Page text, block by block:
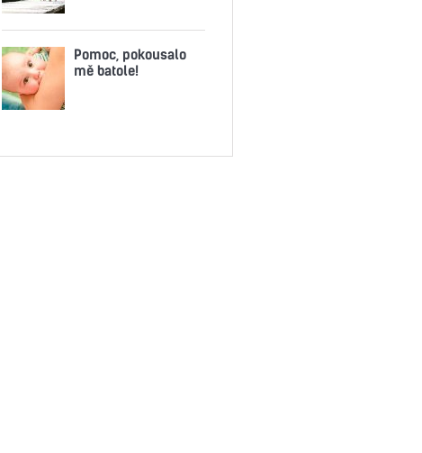
Pomoc, pokousalo
mě batole!